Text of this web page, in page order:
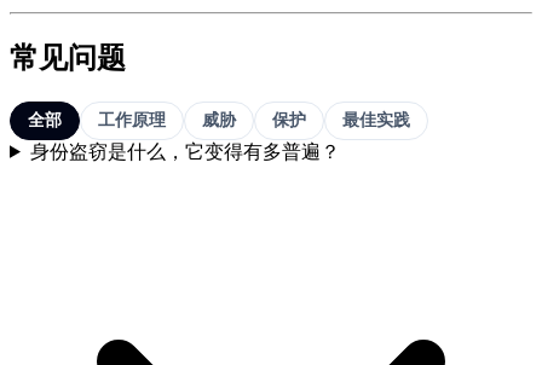
常见问题
全部 工作原理 威胁 保护 最佳实践
身份盗窃是什么，它变得有多普遍？